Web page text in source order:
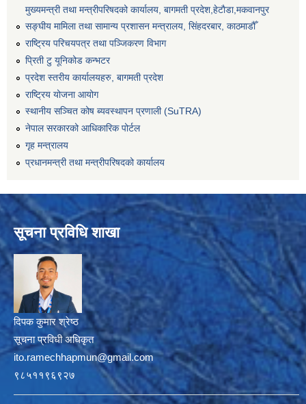
मुख्यमन्त्री तथा मन्त्रीपरिषदको कार्यालय, बागमती प्रदेश,हेटाैडा,मकवानपुर
सङ्‍घीय मामिला तथा सामान्य प्रशासन मन्त्रालय, सिंहदरबार, काठमाडौँ
राष्ट्रिय परिचयपत्र तथा पञ्जिकरण विभाग
प्रिती टु यूनिकोड कन्भटर
प्रदेश स्तरीय कार्यालयहरु, बागमती प्रदेश
राष्ट्रिय योजना आयोग
स्थानीय सञ्चित कोष ब्यवस्थापन प्रणाली (SuTRA)
नेपाल सरकारको आधिकारिक पोर्टल
गृह मन्त्रालय
प्रधानमन्त्री तथा मन्त्रीपरिषदको कार्यालय
सूचना प्रविधि शाखा
दिपक कुमार श्रेष्ठ
सूचना प्रविधी अधिकृत
ito.ramechhapmun@gmail.com
९८५११९६९२७